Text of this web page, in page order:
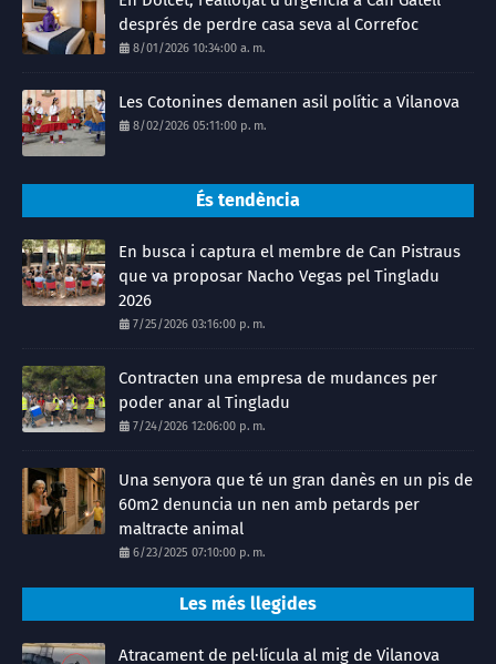
després de perdre casa seva al Correfoc
8/01/2026 10:34:00 a. m.
Les Cotonines demanen asil polític a Vilanova
8/02/2026 05:11:00 p. m.
És tendència
En busca i captura el membre de Can Pistraus
que va proposar Nacho Vegas pel Tingladu
2026
7/25/2026 03:16:00 p. m.
Contracten una empresa de mudances per
poder anar al Tingladu
7/24/2026 12:06:00 p. m.
Una senyora que té un gran danès en un pis de
60m2 denuncia un nen amb petards per
maltracte animal
6/23/2025 07:10:00 p. m.
Les més llegides
Atracament de pel·lícula al mig de Vilanova